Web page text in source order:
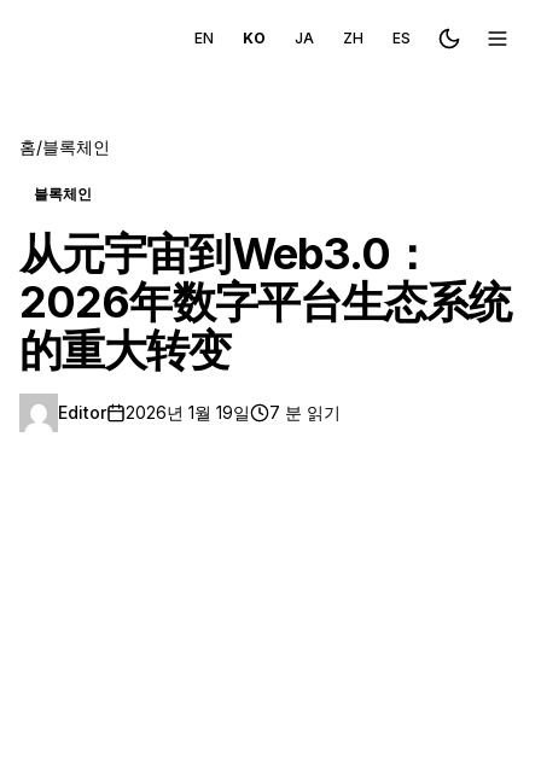
EN KO JA ZH ES Toggle메뉴
홈/블록체인
블록체인
从元宇宙到Web3.0：
2026年数字平台生态系统
的重大转变
Editor 2026년 1월 19일 7 분 읽기